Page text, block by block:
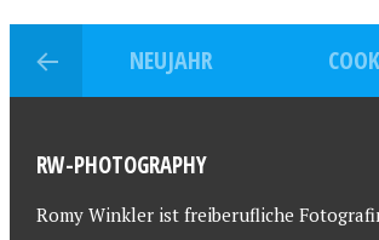
NEUJAHR
RW-PHOTOGRAPHY
Romy Winkler ist freiberufliche